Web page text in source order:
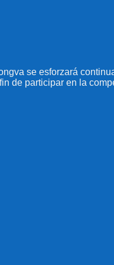
se esforzará
de participar en la